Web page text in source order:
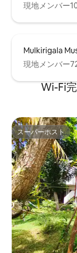
現地メンバー
Mulkirigala
現地メンバー
Wi-Fi
スーパーホスト
スーパーホスト